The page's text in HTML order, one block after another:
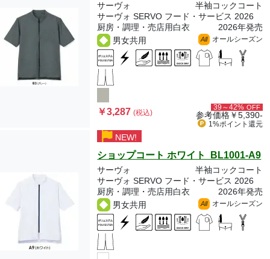
サーヴォ
半袖コックコート
サーヴォ SERVO フード・サービス 2026
厨房・調理・売店用白衣
2026年発売
男女共用
All オールシーズン
￥3,287(税込)
39～42% OFF
参考価格￥5,390-
1%ポイント 還元
NEW!
ショップコート ホワイト BL1001-A9
サーヴォ
半袖コックコート
サーヴォ SERVO フード・サービス 2026
厨房・調理・売店用白衣
2026年発売
男女共用
All オールシーズン